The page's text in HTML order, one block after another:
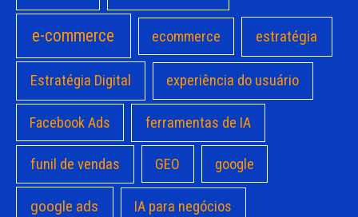
e-commerce ecommerce estratégia
Estratégia Digital experiência do usuário
Facebook Ads ferramentas de IA
funil de vendas GEO google
google ads IA para negócios